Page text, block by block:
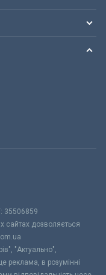
сайтах дозволяється
"Актуально",
реклама, в розумінні